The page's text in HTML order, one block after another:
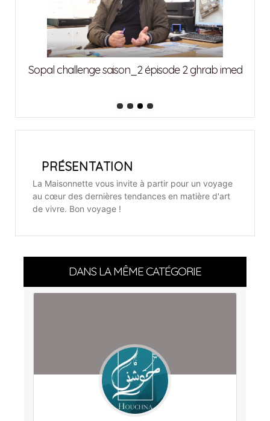
Sopal challenge saison_2 épisode 2 ghrab imed
PRÉSENTATION
La Maisonnette vous invite à partir pour un voyage
au cœur des dernières tendances en matière d'art
de vivre. Bon voyage !
DANS LA MÊME CATÉGORIE